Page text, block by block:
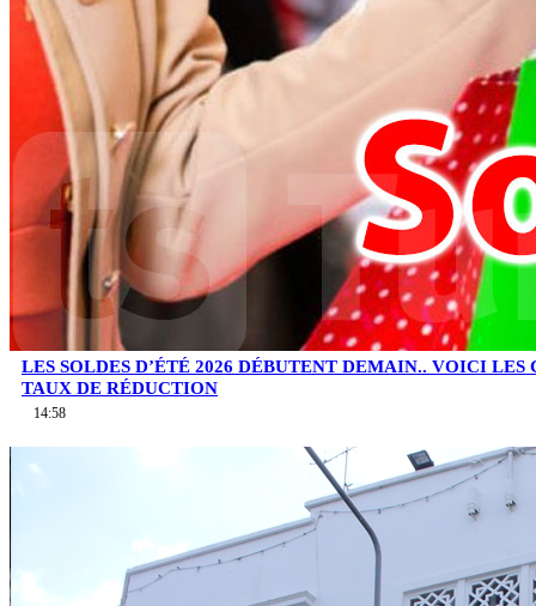
LES SOLDES D’ÉTÉ 2026 DÉBUTENT DEMAIN.. VOICI LES
TAUX DE RÉDUCTION
14:58